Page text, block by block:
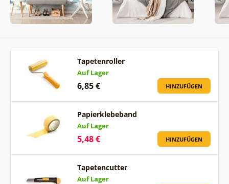
Tapetenroller
Auf Lager
6,85 € HINZUFÜGEN
Papierklebeband
Auf Lager
5,48 € HINZUFÜGEN
Tapetencutter
Auf Lager